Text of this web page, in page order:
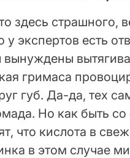
здесь страшного,
у экспертов есть
гримаса
губ. Да-да, тех
Но как быть
что кислота в
в этом случае